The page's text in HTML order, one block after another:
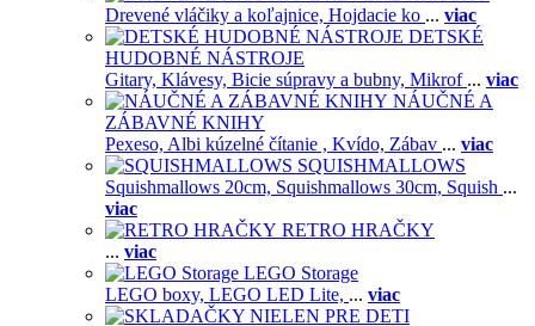
Drevené vláčiky a koľajnice, Hojdacie ko ... viac
DETSKÉ
HUDOBNÉ NÁSTROJE
Gitary, Klávesy, Bicie súpravy a bubny, Mikrof ... viac
NÁUČNÉ A
ZÁBAVNÉ KNIHY
Pexeso, Albi kúzelné čítanie , Kvído, Zábav ... viac
SQUISHMALLOWS
Squishmallows 20cm, Squishmallows 30cm, Squish ...
viac
RETRO HRAČKY
... viac
LEGO Storage
LEGO boxy, LEGO LED Lite, ... viac